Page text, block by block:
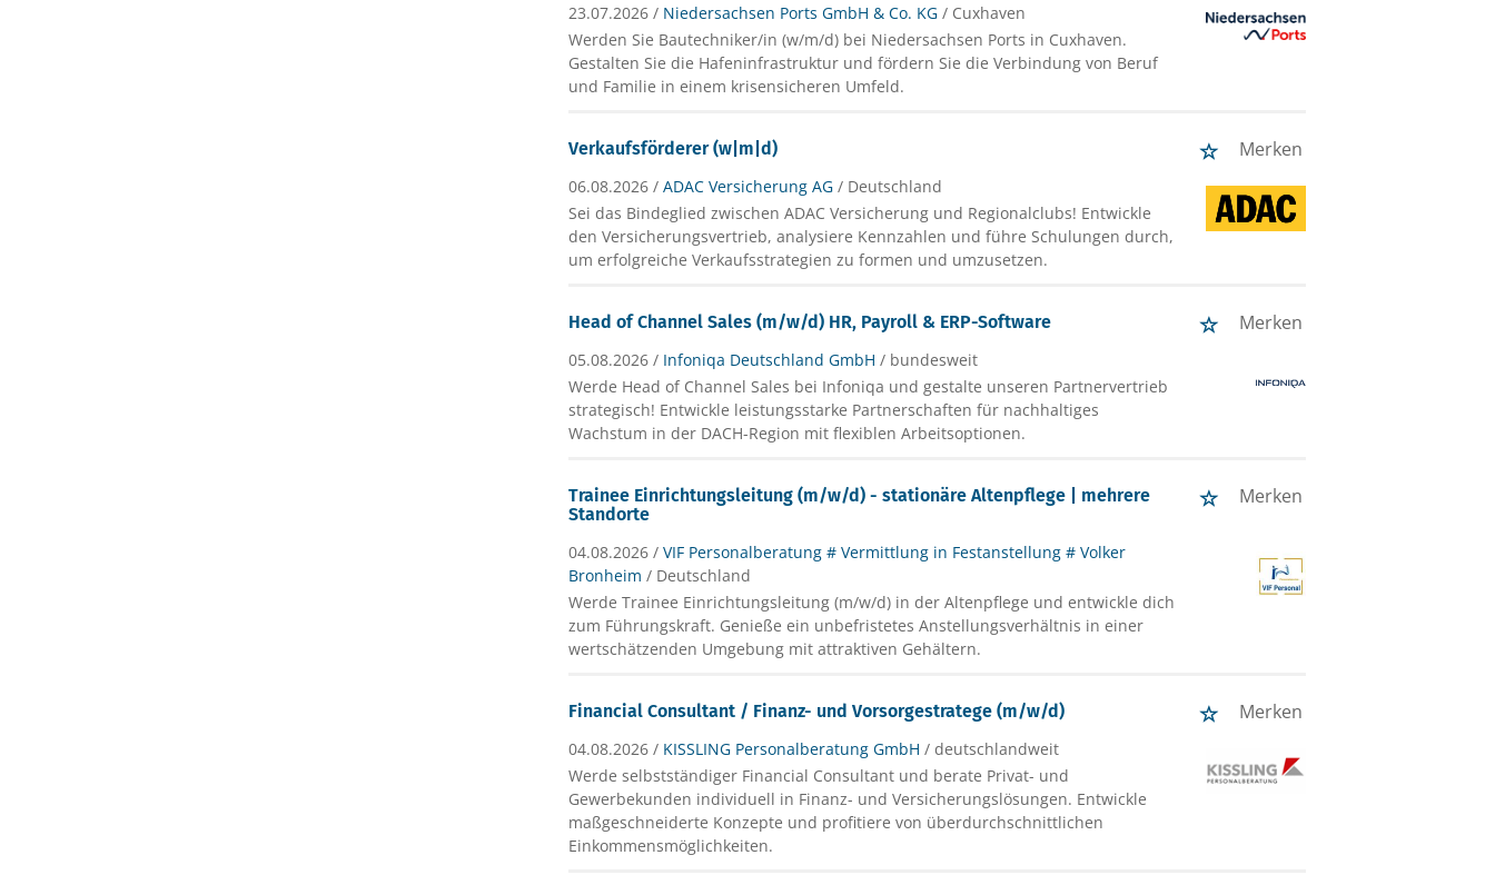
23.07.2026 / Niedersachsen Ports GmbH & Co. KG / Cuxhaven
Werden Sie Bautechniker/in (w/m/d) bei Niedersachsen Ports in Cuxhaven.
Gestalten Sie die Hafeninfrastruktur und fördern Sie die Verbindung von Beruf
und Familie in einem krisensicheren Umfeld.
Verkaufsförderer (w|m|d) Merken
06.08.2026 /ADAC Versicherung AG / Deutschland
Sei das Bindeglied zwischen ADAC Versicherung und Regionalclubs! Entwickle
den Versicherungsvertrieb, analysiere Kennzahlen und führe Schulungen durch,
um erfolgreiche Verkaufsstrategien zu formen und umzusetzen.
Head of Channel Sales (m/w/d) HR, Payroll & ERP-Software Merken
05.08.2026 / Infoniqa Deutschland GmbH / bundesweit
Werde Head of Channel Sales bei Infoniqa und gestalte unseren Partnervertrieb
strategisch! Entwickle leistungsstarke Partnerschaften für nachhaltiges
Wachstum in der DACH-Region mit flexiblen Arbeitsoptionen.
Trainee Einrichtungsleitung (m/w/d) - stationäre Altenpflege | mehrere
Standorte
Merken
04.08.2026 /VIF Personalberatung # Vermittlung in Festanstellung # Volker
Bronheim / Deutschland
Werde Trainee Einrichtungsleitung (m/w/d) in der Altenpflege und entwickle dich
zum Führungskraft. Genieße ein unbefristetes Anstellungsverhältnis in einer
wertschätzenden Umgebung mit attraktiven Gehältern.
Financial Consultant / Finanz- und Vorsorgestratege (m/w/d) Merken
04.08.2026 / KISSLING Personalberatung GmbH / deutschlandweit
Werde selbstständiger Financial Consultant und berate Privat- und
Gewerbekunden individuell in Finanz- und Versicherungslösungen. Entwickle
maßgeschneiderte Konzepte und profitiere von überdurchschnittlichen
Einkommensmöglichkeiten.